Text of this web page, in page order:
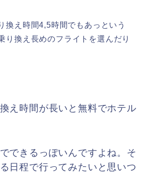
換え時間4,5時間でもあっという
り換え長めのフライトを選んだり
え時間が長いと無料でホテル
できるっぽいんですよね。そ
日程で行ってみたいと思いつ